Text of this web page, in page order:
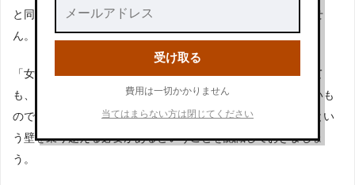
と同じ仕事をすることに理解を示さない人がいるかもしれませ
ん。
「女性と接することが苦痛ではないから大丈夫」と思っていて
も、実際に女性たちの中に入ると、思ったように行動できないも
のです。男性が総務事務として働くには、女性達の和に入るとい
う壁を乗り越える必要があるということを認識しておきましょ
う。
受け取る
費用は一切かかりません
当てはまらない方は閉じてください